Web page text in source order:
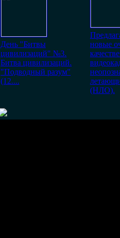
День "Битвы
цивилизаций" №3.
Битва цивилизаций.
"Подводный разум"
(12....
новые
(НЛО).